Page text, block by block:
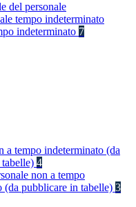
del personale
tempo indeterminato
indeterminato 7
a tempo indeterminato (da
4
non a tempo
(da pubblicare in tabelle) 3